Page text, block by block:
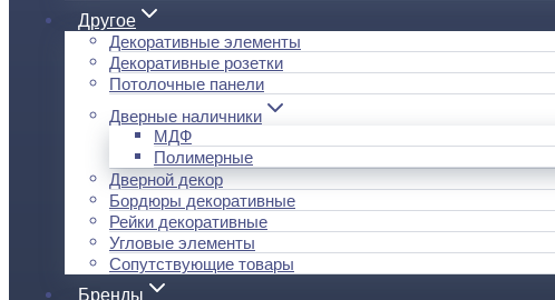
Другое
Декоративные элементы
Декоративные розетки
Потолочные панели
Дверные наличники
МДФ
Полимерные
Дверной декор
Бордюры декоративные
Рейки декоративные
Угловые элементы
Сопутствующие товары
Бренды